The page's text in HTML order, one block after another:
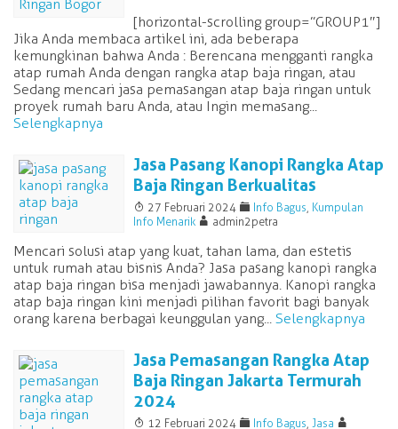
[horizontal-scrolling group=”GROUP1″]
Jika Anda membaca artikel ini, ada beberapa
kemungkinan bahwa Anda : Berencana mengganti rangka
atap rumah Anda dengan rangka atap baja ringan, atau
Sedang mencari jasa pemasangan atap baja ringan untuk
proyek rumah baru Anda, atau Ingin memasang...
Selengkapnya
Jasa Pasang Kanopi Rangka Atap
Baja Ringan Berkualitas
T 27 Februari 2024 F Info Bagus, Kumpulan
Info Menarik A admin2petra
Mencari solusi atap yang kuat, tahan lama, dan estetis
untuk rumah atau bisnis Anda? Jasa pasang kanopi rangka
atap baja ringan bisa menjadi jawabannya. Kanopi rangka
atap baja ringan kini menjadi pilihan favorit bagi banyak
orang karena berbagai keunggulan yang... Selengkapnya
Jasa Pemasangan Rangka Atap
Baja Ringan Jakarta Termurah
2024
T 12 Februari 2024 F Info Bagus,Jasa A